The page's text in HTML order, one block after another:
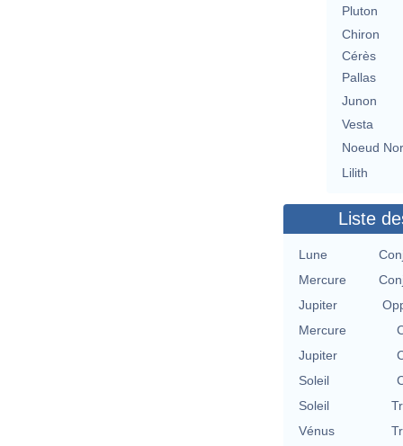
Pluton
Chiron
Cérès
Pallas
Junon
Vesta
Noeud
Lilith
Liste
Lune
Mercure
Jupiter
Mercure
Jupiter
Soleil
Soleil
Vénus